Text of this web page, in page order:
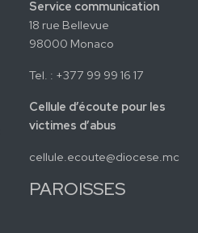
Service communication
18 rue Bellevue
98000 Monaco
Tel. : +377 99 99 16 17
Cellule d’écoute pour les
victimes d’abus
cellule.ecoute@diocese.mc
PAROISSES